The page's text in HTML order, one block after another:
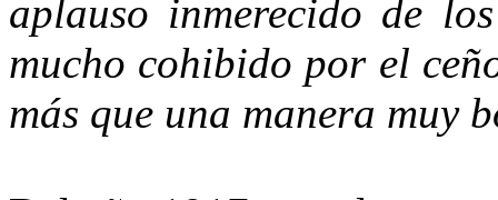
aplauso inmerecido de
mucho cohibido por el
más que una manera muy